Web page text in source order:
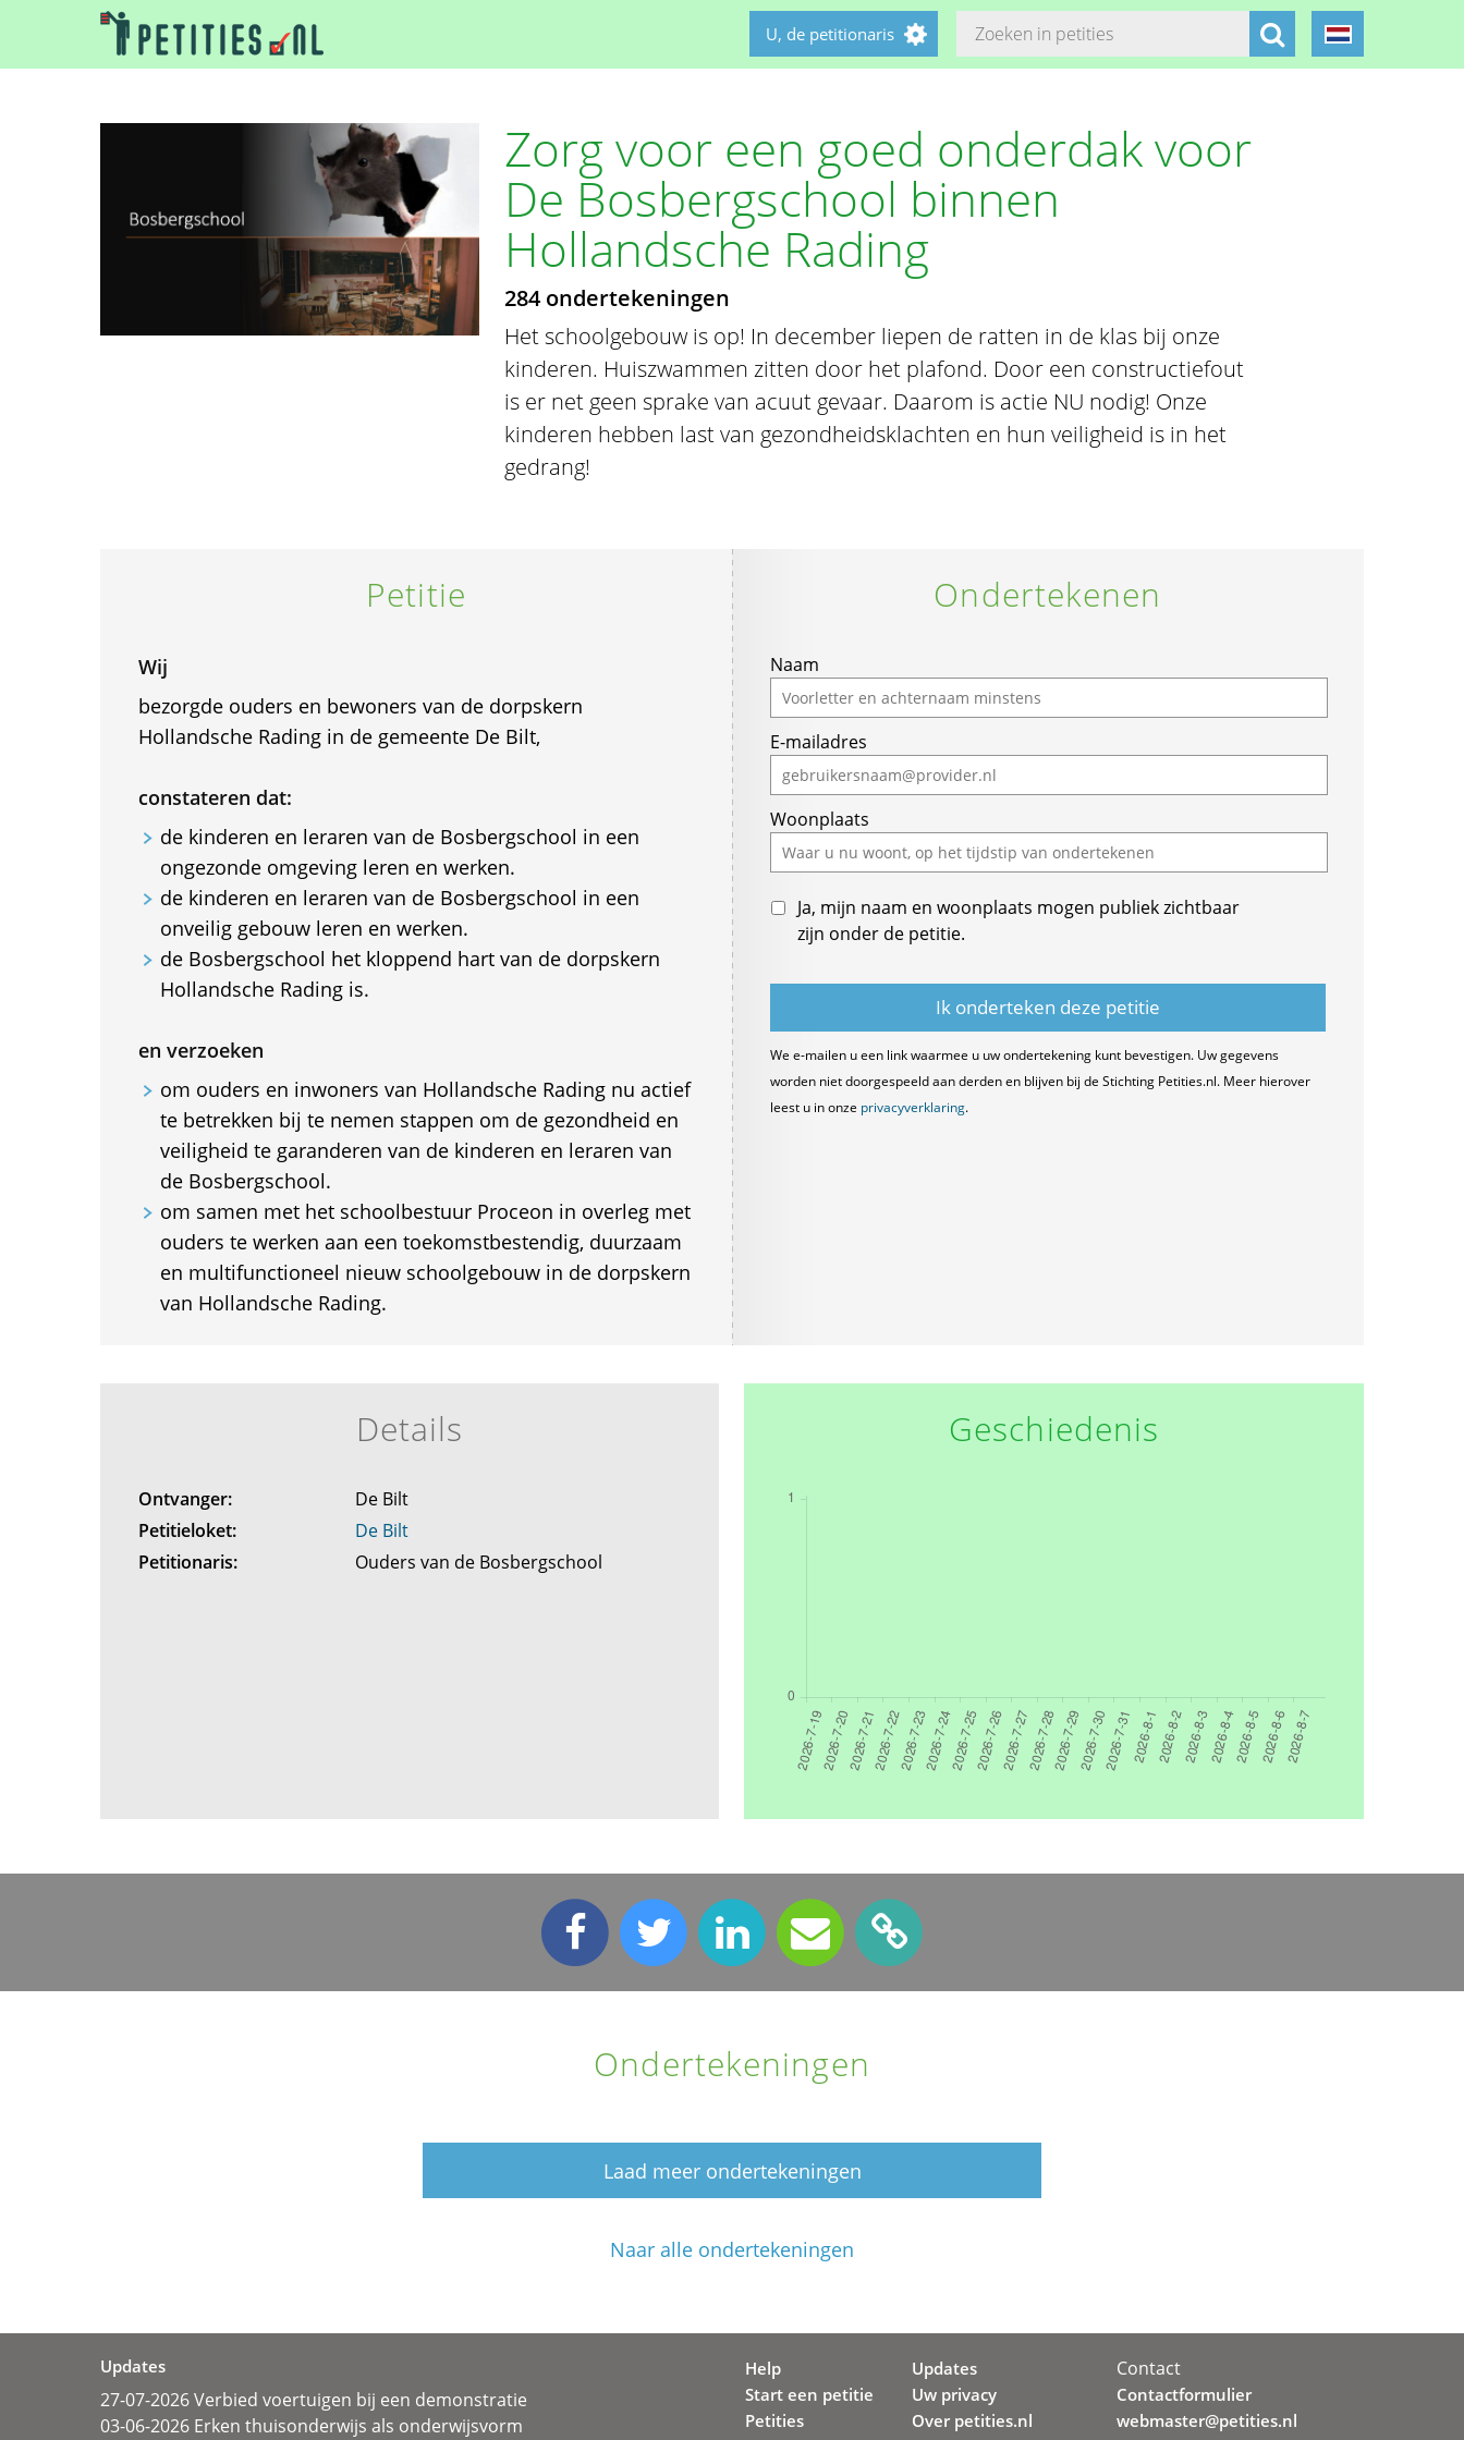
U, de petitionaris
Zorg voor een goed onderdak voor
De Bosbergschool binnen
Hollandsche Rading
284 ondertekeningen
Het schoolgebouw is op! In december liepen de ratten in de klas bij onze
kinderen. Huiszwammen zitten door het plafond. Door een constructiefout
is er net geen sprake van acuut gevaar. Daarom is actie NU nodig! Onze
kinderen hebben last van gezondheidsklachten en hun veiligheid is in het
gedrang!
Petitie
Wij
bezorgde ouders en bewoners van de dorpskern
Hollandsche Rading in de gemeente De Bilt,
constateren dat:
de kinderen en leraren van de Bosbergschool in een
ongezonde omgeving leren en werken.
de kinderen en leraren van de Bosbergschool in een
onveilig gebouw leren en werken.
de Bosbergschool het kloppend hart van de dorpskern
Hollandsche Rading is.
en verzoeken
om ouders en inwoners van Hollandsche Rading nu actief
te betrekken bij te nemen stappen om de gezondheid en
veiligheid te garanderen van de kinderen en leraren van
de Bosbergschool.
om samen met het schoolbestuur Proceon in overleg met
ouders te werken aan een toekomstbestendig, duurzaam
en multifunctioneel nieuw schoolgebouw in de dorpskern
van Hollandsche Rading.
Ondertekenen
Naam
E-mailadres
Woonplaats
Ja, mijn naam en woonplaats mogen publiek zichtbaar
zijn onder de petitie.
We e-mailen u een link waarmee u uw ondertekening kunt bevestigen. Uw gegevens
worden niet doorgespeeld aan derden en blijven bij de Stichting Petities.nl. Meer hierover
leest u in onze privacyverklaring.
Details
Ontvanger:
De Bilt
Petitieloket:
De Bilt
Petitionaris:
Ouders van de Bosbergschool
Geschiedenis
Ondertekeningen
Laad meer ondertekeningen
Naar alle ondertekeningen
Updates
27-07-2026 Verbied voertuigen bij een demonstratie
03-06-2026 Erken thuisonderwijs als onderwijsvorm
Help
Start een petitie
Petities
Updates
Uw privacy
Over petities.nl
Contact
Contactformulier
webmaster@petities.nl